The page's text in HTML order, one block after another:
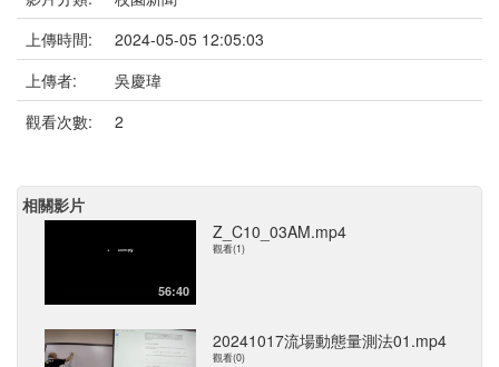
上傳時間:
2024-05-05 12:05:03
上傳者:
吳慶瑋
觀看次數:
2
相關影片
56:40
Z_C10_03AM.mp4
觀看(1)
20241017流場動態量測法01.mp4
觀看(0)